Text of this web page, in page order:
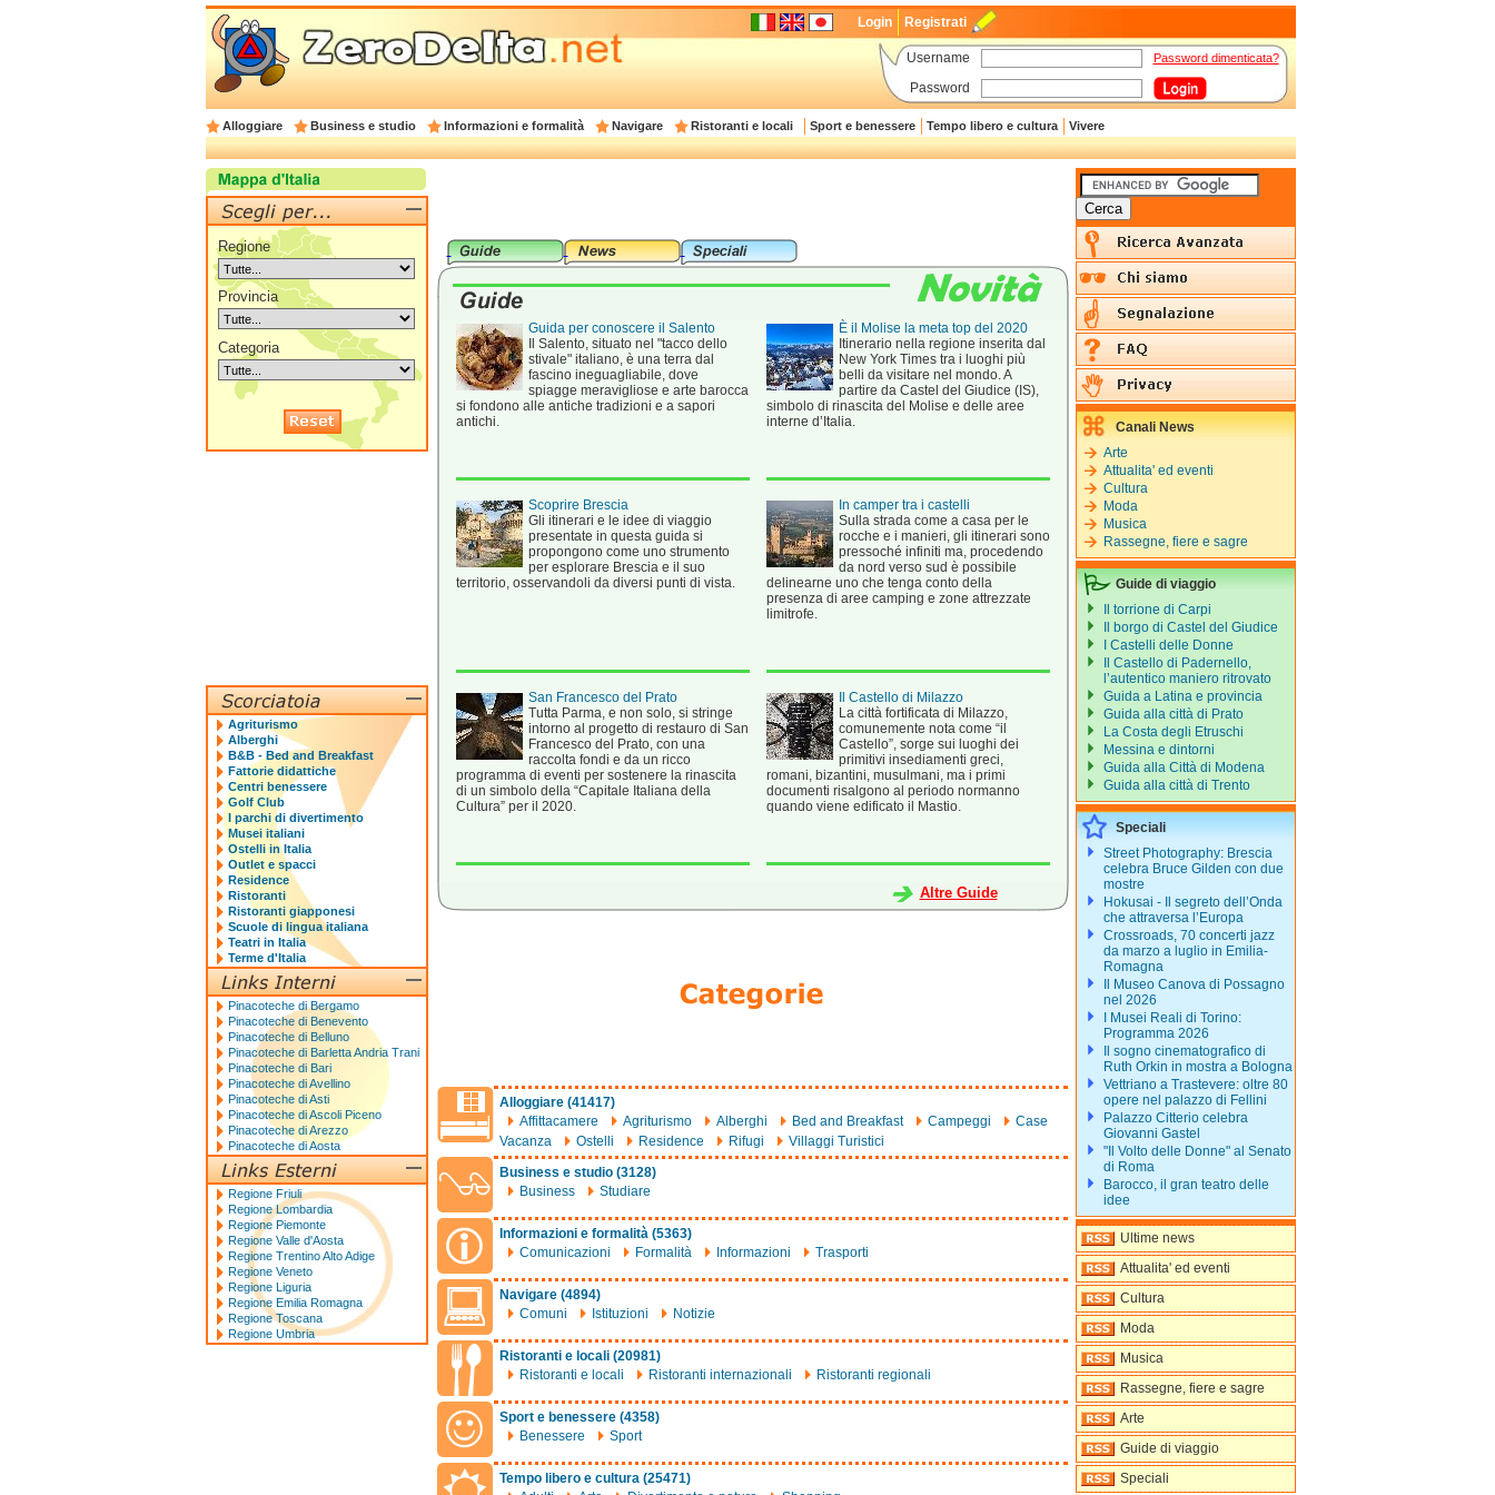
Login Registrati
Username Password dimenticata?
Password
Alloggiare Business e studio Informazioni e formalità Navigare Ristoranti e locali Sport e benessere Tempo libero e cultura Vivere
Guida per conoscere il Salento
Il Salento, situato nel "tacco dello
stivale" italiano, è una terra dal
fascino ineguagliabile, dove
spiagge meravigliose e arte barocca
si fondono alle antiche tradizioni e a sapori
antichi.
È il Molise la meta top del 2020
Itinerario nella regione inserita dal
New York Times tra i luoghi più
belli da visitare nel mondo. A
partire da Castel del Giudice (IS),
simbolo di rinascita del Molise e delle aree
interne d’Italia.
Scoprire Brescia
Gli itinerari e le idee di viaggio
presentate in questa guida si
propongono come uno strumento
per esplorare Brescia e il suo
territorio, osservandoli da diversi punti di vista.
In camper tra i castelli
Sulla strada come a casa per le
rocche e i manieri, gli itinerari sono
pressoché infiniti ma, procedendo
da nord verso sud è possibile
delinearne uno che tenga conto della
presenza di aree camping e zone attrezzate
limitrofe.
San Francesco del Prato
Tutta Parma, e non solo, si stringe
intorno al progetto di restauro di San
Francesco del Prato, con una
raccolta fondi e da un ricco
programma di eventi per sostenere la rinascita
di un simbolo della “Capitale Italiana della
Cultura” per il 2020.
Il Castello di Milazzo
La città fortificata di Milazzo,
comunemente nota come “il
Castello”, sorge sui luoghi dei
primitivi insediamenti greci,
romani, bizantini, musulmani, ma i primi
documenti risalgono al periodo normanno
quando viene edificato il Mastio.
Altre Guide
Alloggiare (41417)
Affittacamere
Agriturismo Alberghi Bed and Breakfast Campeggi
Case
Vacanza
Ostelli Residence Rifugi
Villaggi Turistici
Business e studio (3128)
Business
Studiare
Informazioni e formalità (5363)
Comunicazioni
Formalità Informazioni Trasporti
Navigare (4894)
Comuni
Istituzioni Notizie
Ristoranti e locali (20981)
Ristoranti e locali
Ristoranti internazionali Ristoranti regionali
Sport e benessere (4358)
Benessere
Sport
Tempo libero e cultura (25471)
Canali News
Arte
Attualita' ed eventi
Cultura
Moda
Musica
Rassegne, fiere e sagre
Guide di viaggio
Il torrione di Carpi
Il borgo di Castel del Giudice
I Castelli delle Donne
Il Castello di Padernello,
l’autentico maniero ritrovato
Guida a Latina e provincia
Guida alla città di Prato
La Costa degli Etruschi
Messina e dintorni
Guida alla Città di Modena
Guida alla città di Trento
Speciali
Street Photography: Brescia
celebra Bruce Gilden con due
mostre
Hokusai - Il segreto dell’Onda
che attraversa l’Europa
Crossroads, 70 concerti jazz
da marzo a luglio in Emilia-
Romagna
Il Museo Canova di Possagno
nel 2026
I Musei Reali di Torino:
Programma 2026
Il sogno cinematografico di
Ruth Orkin in mostra a Bologna
Vettriano a Trastevere: oltre 80
opere nel palazzo di Fellini
Palazzo Citterio celebra
Giovanni Gastel
"Il Volto delle Donne" al Senato
di Roma
Barocco, il gran teatro delle
idee
Ultime news
Attualita' ed eventi
Cultura
Moda
Musica
Rassegne, fiere e sagre
Arte
Guide di viaggio
Speciali
Regione
Provincia
Categoria
Agriturismo
Alberghi
B&B - Bed and Breakfast
Fattorie didattiche
Centri benessere
Golf Club
I parchi di divertimento
Musei italiani
Ostelli in Italia
Outlet e spacci
Residence
Ristoranti
Ristoranti giapponesi
Scuole di lingua italiana
Teatri in Italia
Terme d'Italia
Pinacoteche di Bergamo
Pinacoteche di Benevento
Pinacoteche di Belluno
Pinacoteche di Barletta Andria Trani
Pinacoteche di Bari
Pinacoteche di Avellino
Pinacoteche di Asti
Pinacoteche di Ascoli Piceno
Pinacoteche di Arezzo
Pinacoteche di Aosta
Regione Friuli
Regione Lombardia
Regione Piemonte
Regione Valle d'Aosta
Regione Trentino Alto Adige
Regione Veneto
Regione Liguria
Regione Emilia Romagna
Regione Toscana
Regione Umbria